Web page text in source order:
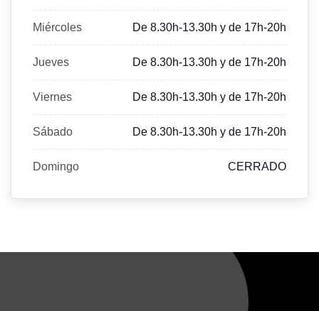
Miércoles De 8.30h-13.30h y de 17h-20h
Jueves De 8.30h-13.30h y de 17h-20h
Viernes De 8.30h-13.30h y de 17h-20h
Sábado De 8.30h-13.30h y de 17h-20h
Domingo CERRADO